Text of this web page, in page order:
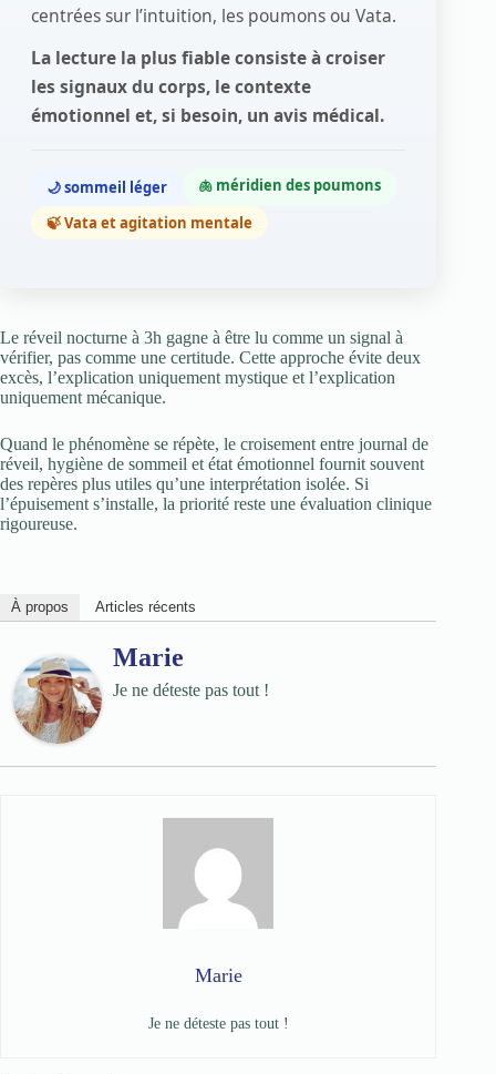
centrées sur l’intuition, les poumons ou Vata.
La lecture la plus fiable consiste à croiser
les signaux du corps, le contexte
émotionnel et, si besoin, un avis médical.
🌙 sommeil léger
🫁 méridien des poumons
🍃 Vata et agitation mentale
Le réveil nocturne à 3h gagne à être lu comme un signal à
vérifier, pas comme une certitude. Cette approche évite deux
excès, l’explication uniquement mystique et l’explication
uniquement mécanique.
Quand le phénomène se répète, le croisement entre journal de
réveil, hygiène de sommeil et état émotionnel fournit souvent
des repères plus utiles qu’une interprétation isolée. Si
l’épuisement s’installe, la priorité reste une évaluation clinique
rigoureuse.
À propos Articles récents
Marie
Je ne déteste pas tout !
Marie
Je ne déteste pas tout !